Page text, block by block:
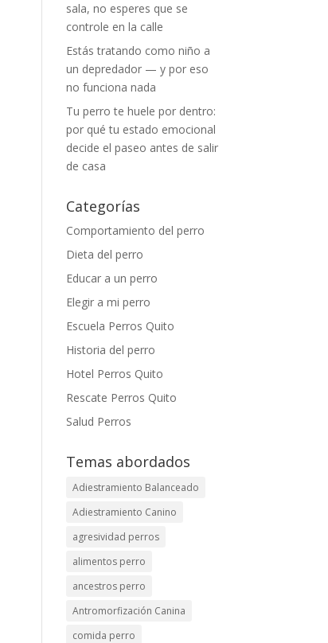
sala, no esperes que se
controle en la calle
Estás tratando como niño a
un depredador — y por eso
no funciona nada
Tu perro te huele por dentro:
por qué tu estado emocional
decide el paseo antes de salir
de casa
Categorías
Comportamiento del perro
Dieta del perro
Educar a un perro
Elegir a mi perro
Escuela Perros Quito
Historia del perro
Hotel Perros Quito
Rescate Perros Quito
Salud Perros
Temas abordados
Adiestramiento Balanceado
Adiestramiento Canino
agresividad perros
alimentos perro
ancestros perro
Antromorfización Canina
comida perro